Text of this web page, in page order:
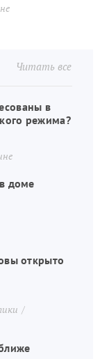
Читать все
в
режима?
доме
открыто